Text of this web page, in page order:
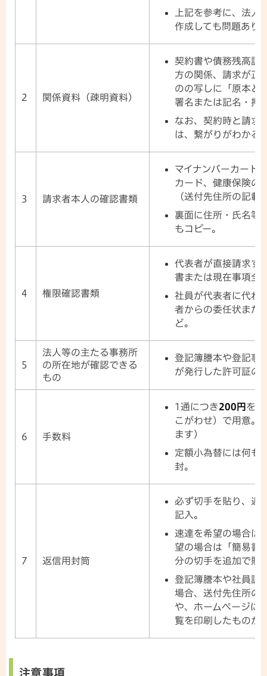
上記を参考に、法人
作成しても問題あり
2 関係資料（疎明資料）
契約書や債務残高証
方の関係、請求が正
のの写しに「原本と
署名または記名・押
なお、契約時と請求
は、繋がりがわかる
3 請求者本人の確認書類
マイナンバーカード
カード、健康保険の
（送付先住所の記載
裏面に住所・氏名等
もコピー。
4 権限確認書類
代表者が直接請求す
書または現在事項全
社員が代表者に代わ
者からの委任状また
ど。
5
法人等の主たる事務所
の所在地が確認できる
もの
登記簿謄本や登記事
が発行した許可証の
6 手数料
1通につき200円 を
こがわせ）で用意。
ます）
定額小為替には何も
封。
7 返信用封筒
必ず切手を貼り、返
記入。
速達を希望の場合は
望の場合は「簡易書
分の切手を追加で貼
登記簿謄本や社員証
場合、送付先住所の
や、ホームページに
覧を印刷したものが
注意事項